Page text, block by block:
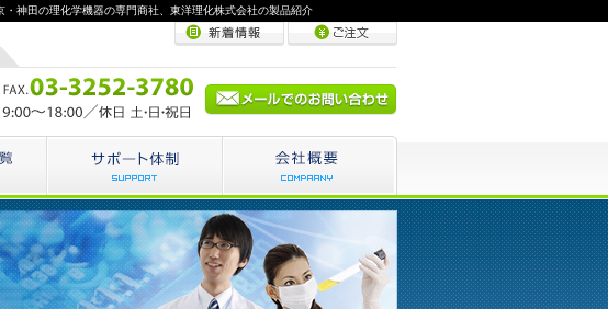
神田の理化学機器の専門商社、東洋理化株式会社の製品紹介